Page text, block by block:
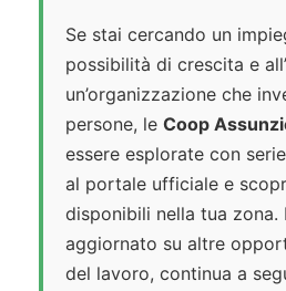
Se stai cercando un
possibilità di crescita e
un’organizzazione che
persone, le Coop
essere esplorate con
al portale ufficiale e
disponibili nella tua zona.
aggiornato su altre
del lavoro, continua a